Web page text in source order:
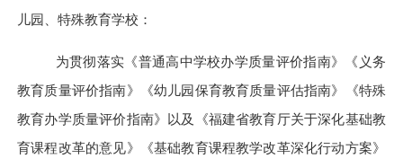
儿园、特殊教育学校 ：
为贯彻落实《普通高中学校办学质量评价指南》《义务
教育质量评价指南》《幼儿园保育教育质量评估指南》《特殊
教育办学质量评价指南》以及《福建省教育厅关于深化基础教
育课程改革的意见》《基础教育课程教学改革深化行动方案》